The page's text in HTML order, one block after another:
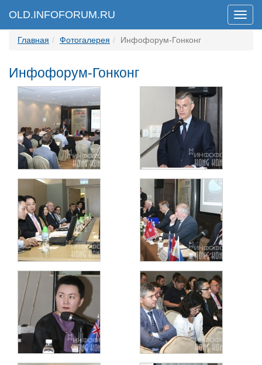
Меню
OLD.INFOFORUM.RU
Главная Фотогалерея Инфофорум-Гонконг
Инфофорум-Гонконг